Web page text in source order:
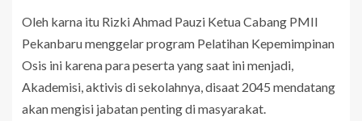
Oleh karna itu Rizki Ahmad Pauzi Ketua Cabang PMII
Pekanbaru menggelar program Pelatihan Kepemimpinan
Osis ini karena para peserta yang saat ini menjadi,
Akademisi, aktivis di sekolahnya, disaat 2045 mendatang
akan mengisi jabatan penting di masyarakat.